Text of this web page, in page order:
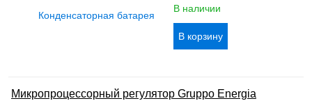
В наличии
Микропроцессорный регулятор Gruppo Energia